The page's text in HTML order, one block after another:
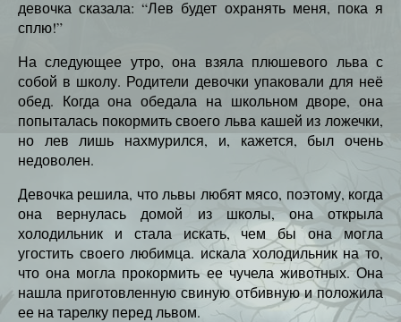
девочка сказала: “Лев будет охранять меня, пока я
сплю!”
На следующее утро, она взяла плюшевого льва с
собой в школу. Родители девочки упаковали для неё
обед. Когда она обедала на школьном дворе, она
попыталась покормить своего льва кашей из ложечки,
но лев лишь нахмурился, и, кажется, был очень
недоволен.
Девочка решила, что львы любят мясо, поэтому, когда
она вернулась домой из школы, она открыла
холодильник и стала искать, чем бы она могла
угостить своего любимца. искала холодильник на то,
что она могла прокормить ее чучела животных. Она
нашла приготовленную свиную отбивную и положила
ее на тарелку перед львом.